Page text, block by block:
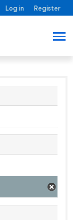
Log in Register